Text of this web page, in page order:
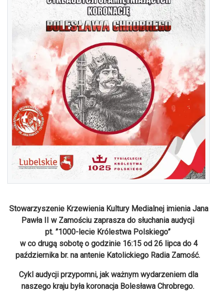
Stowarzyszenie Krzewienia Kultury Medialnej imienia Jana
Pawła II w Zamościu zaprasza do słuchania audycji
pt. ”1000-lecie Królestwa Polskiego”
w co drugą sobotę o godzinie 16:15 od 26 lipca do 4
października br. na antenie Katolickiego Radia Zamość.
Cykl audycji przypomni, jak ważnym wydarzeniem dla
naszego kraju była koronacja Bolesława Chrobrego.